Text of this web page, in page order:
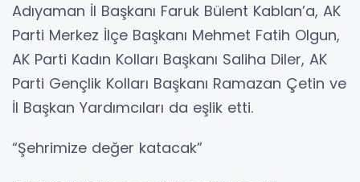
Adıyaman İl Başkanı Faruk Bülent Kablan’a, AK
Parti Merkez İlçe Başkanı Mehmet Fatih Olgun,
AK Parti Kadın Kolları Başkanı Saliha Diler, AK
Parti Gençlik Kolları Başkanı Ramazan Çetin ve
İl Başkan Yardımcıları da eşlik etti.
“Şehrimize değer katacak”